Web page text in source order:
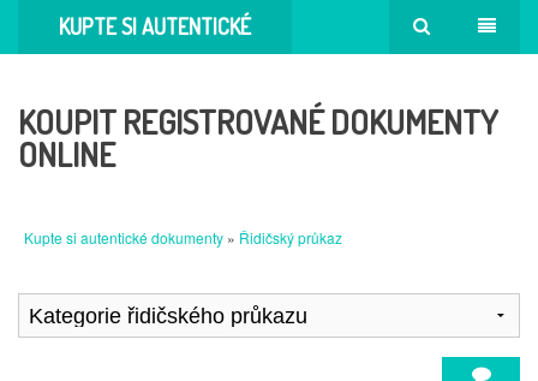
KUPTE SI AUTENTICKÉ
KOUPIT REGISTROVANÉ DOKUMENTY
ONLINE
Kupte si autentické dokumenty » Řidičský průkaz